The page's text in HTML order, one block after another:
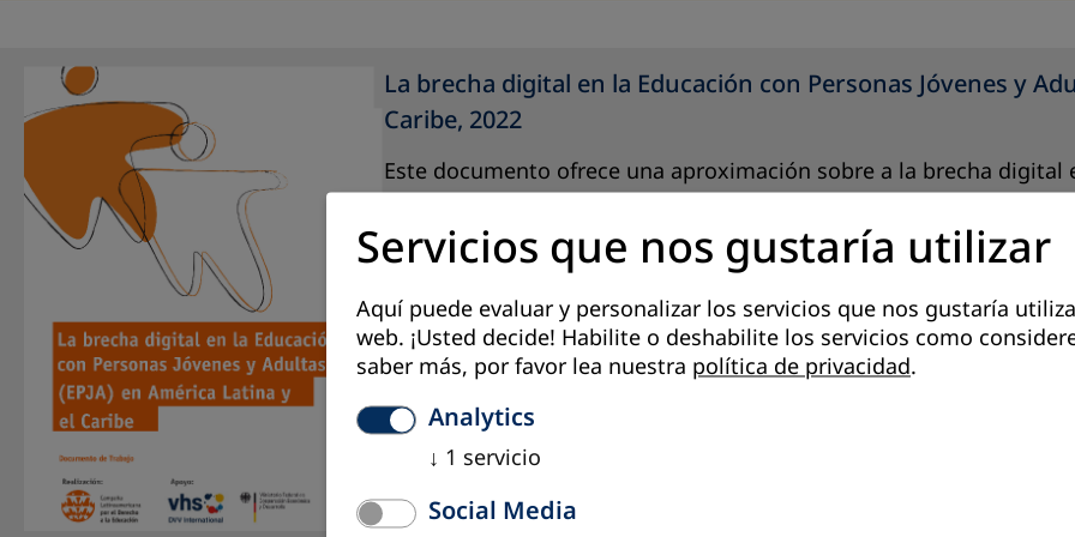
La brecha digital en la Educación con Personas Jóvenes y
Caribe, 2022
Este documento ofrece una aproximación sobre a la brecha digital
Adultas (EPJA): sus diversas expresiones, causas, características e
de este campo de la educación. Se trata de una cuestión poco
pues los debates y análisis al respecto han dejado fuera a estos
¡Léala aquí!
Servicios que nos gustaría utilizar
Aquí puede evaluar y personalizar los servicios que nos gustaría
web. ¡Usted decide! Habilite o deshabilite los servicios como
saber más, por favor lea nuestra política de privacidad.
Analytics
↓ 1 servicio
Social Media